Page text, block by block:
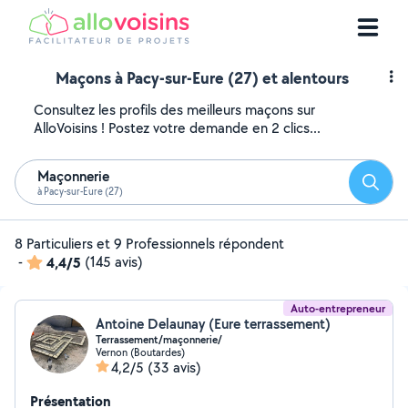
Maçons à Pacy-sur-Eure (27) et alentours
Consultez les profils des meilleurs maçons sur
AlloVoisins ! Postez votre demande en 2 clics...
Maçonnerie
à Pacy-sur-Eure (27)
8 Particuliers et 9 Professionnels répondent
-
4,4/5 (145 avis)
Auto-entrepreneur
Antoine Delaunay (Eure terrassement)
Terrassement/maçonnerie/
Vernon (Boutardes)
4,2/5 (33 avis)
Présentation